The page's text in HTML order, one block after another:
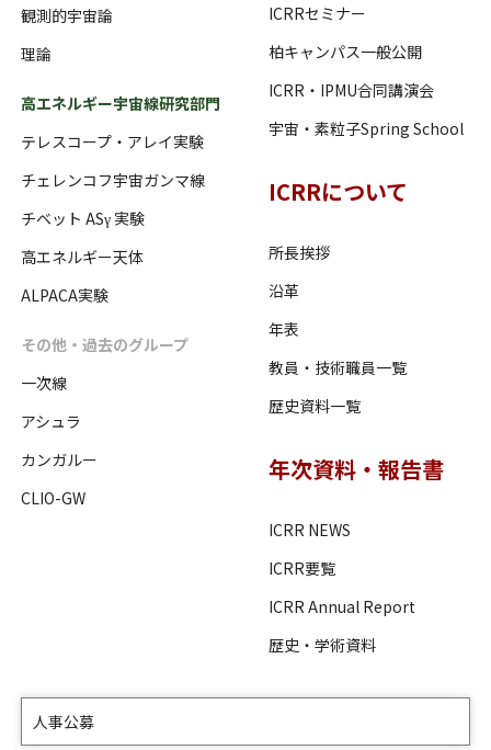
観測的宇宙論
理論
高エネルギー宇宙線研究部門
テレスコープ・アレイ実験
チェレンコフ宇宙ガンマ線
チベット ASγ 実験
高エネルギー天体
ALPACA実験
その他・過去のグループ
一次線
アシュラ
カンガルー
CLIO-GW
ICRRセミナー
柏キャンパス一般公開
ICRR・IPMU合同講演会
宇宙・素粒子Spring School
ICRRについて
所長挨拶
沿革
年表
教員・技術職員一覧
歴史資料一覧
年次資料・報告書
ICRR NEWS
ICRR要覧
ICRR Annual Report
歴史・学術資料
人事公募